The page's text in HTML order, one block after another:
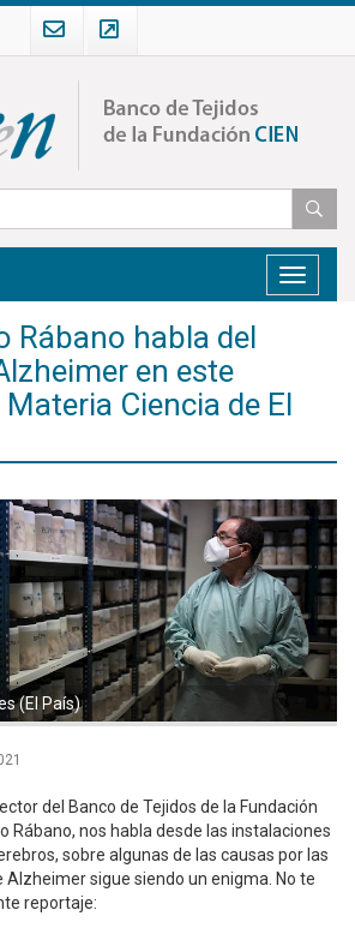
Toggle
Rábano habla del
en este
Ciencia de El
(El País)
del Banco de Tejidos de la Fundación
Rábano, nos habla desde las instalaciones
sobre algunas de las causas por las
sigue siendo un enigma. No te
reportaje: